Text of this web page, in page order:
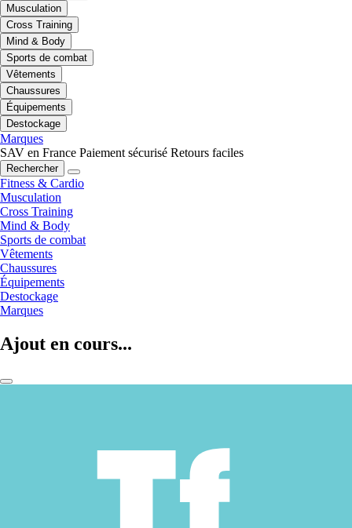
Musculation
Cross Training
Mind & Body
Sports de combat
Vêtements
Chaussures
Équipements
Destockage
Marques
SAV en France Paiement sécurisé Retours faciles
Rechercher
Fitness & Cardio
Musculation
Cross Training
Mind & Body
Sports de combat
Vêtements
Chaussures
Équipements
Destockage
Marques
Ajout en cours...